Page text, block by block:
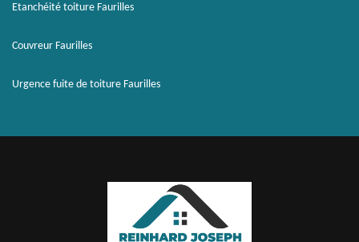
Etanchéité toiture Faurilles
Couvreur Faurilles
Urgence fuite de toiture Faurilles